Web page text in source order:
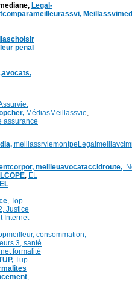
Legal-
penal
,avocats,
MédiasMeillassvie,
assurance
meillassrviemontpe
meilleuavocataccidroute,
, EL
EL
, Top
, Justice
Internet
consommation,
3, santé
formalité
Tup
,